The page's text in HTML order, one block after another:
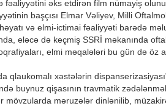
fəaliyyətini əks etdirən film nümayiş
başçısı Elmar Vəliyev, Milli
və elmi-ictimai fəaliyyəti barədə
eləcə də keçmiş SSRİ məkanında
elmi məqalələri bu gün də öz
qlaukomalı xəstələrin
buynuz qişasının travmatik
mövzularda məruzələr dinlənilib,